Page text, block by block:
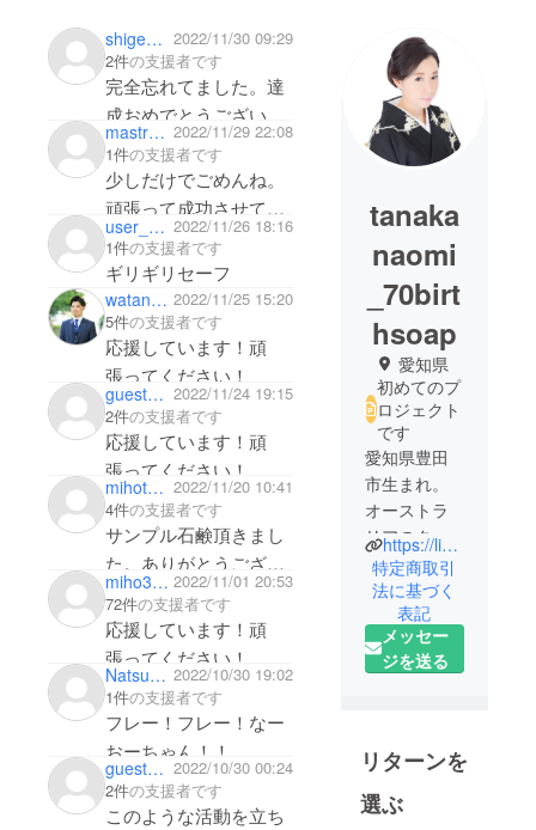
shigemasa_yamada 2022/11/30 09:29
2件の支援者です
完全忘れてました。達
成おめでとうございま
す。 mastro7815 2022/11/29 22:08
1件の支援者です
少しだけでごめんね。
頑張って成功させて
な。 user_70b972da1204 2022/11/26 18:16
1件の支援者です
ギリギリセーフ
watanabehitoshi0118 2022/11/25 15:20
5件の支援者です
応援しています！頑
張ってください！
guestd643750f7ec4 2022/11/24 19:15
2件の支援者です
応援しています！頑
張ってください！
mihotankobu 2022/11/20 10:41
4件の支援者です
サンプル石鹸頂きまし
た。ありがとうござい
ます。とても良いかほ
りでした🌹自分への誕
生日プレゼントにしま
す💓
miho3718 2022/11/01 20:53
72件の支援者です
応援しています！頑
張ってください！
Natsukos 2022/10/30 19:02
1件の支援者です
フレー！フレー！なー
おーちゃん！！
guestd1ee9863e7d4 2022/10/30 00:24
2件の支援者です
このような活動を立ち
tanaka
naomi
_70birt
hsoap
愛知県
初めてのプ
ロジェクト
です
愛知県豊田
市生まれ。
オーストラ
リアのタス
マニアに１
年間留学経
験あり。
歯科衛生士
の資格取得
夜はラウン
ジのアルバ
イト。
https://liff.line.me/1645278921-kWRPP32q/?accountId=632lurth
特定商取引
法に基づく
表記
メッセー
ジを送る
リターンを
選ぶ